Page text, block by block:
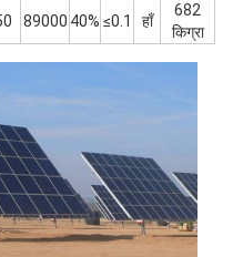
89000 40% ≤0.1 हाँ
682
किग्रा